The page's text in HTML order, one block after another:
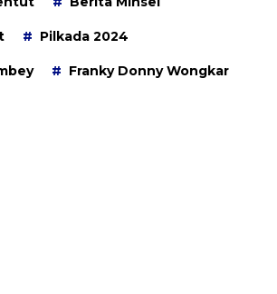
Pilkada 2024
Franky Donny Wongkar